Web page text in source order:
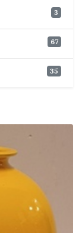
3
67
35